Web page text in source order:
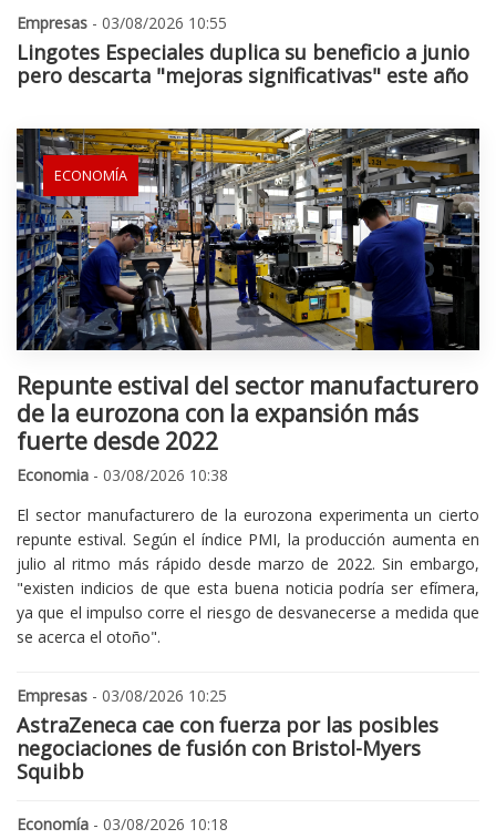
Empresas - 03/08/2026 10:55
Lingotes Especiales duplica su beneficio a junio
pero descarta "mejoras significativas" este año
ECONOMÍA
Repunte estival del sector manufacturero
de la eurozona con la expansión más
fuerte desde 2022
Economia - 03/08/2026 10:38
El sector manufacturero de la eurozona experimenta un cierto
repunte estival. Según el índice PMI, la producción aumenta en
julio al ritmo más rápido desde marzo de 2022. Sin embargo,
"existen indicios de que esta buena noticia podría ser efímera,
ya que el impulso corre el riesgo de desvanecerse a medida que
se acerca el otoño".
Empresas - 03/08/2026 10:25
AstraZeneca cae con fuerza por las posibles
negociaciones de fusión con Bristol-Myers
Squibb
Economía - 03/08/2026 10:18